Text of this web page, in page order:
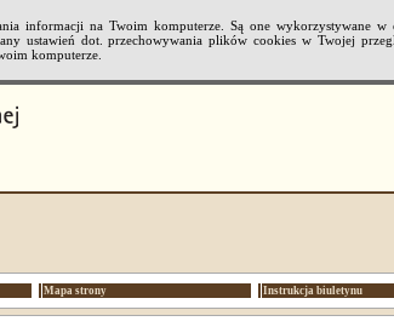
informacji na Twoim komputerze. Są one wykorzystywane w
ustawień dot. przechowywania plików cookies w Twojej
komputerze.
Mapa strony Instrukcja biuletynu